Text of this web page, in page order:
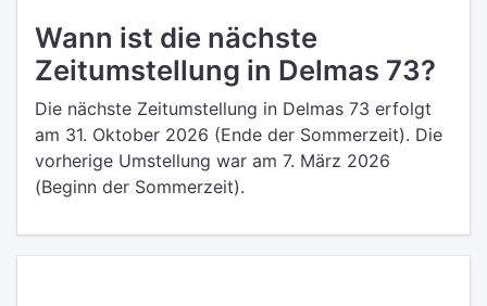
Wann ist die nächste
Zeitumstellung in Delmas 73?
Die nächste Zeitumstellung in Delmas 73 erfolgt
am 31. Oktober 2026 (Ende der Sommerzeit). Die
vorherige Umstellung war am 7. März 2026
(Beginn der Sommerzeit).